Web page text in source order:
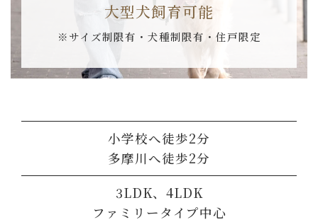
大型犬飼育可能
※サイズ制限有・犬種制限有・住戸限定
小学校へ徒歩2分
多摩川へ徒歩2分
3LDK、4LDK
ファミリータイプ中心